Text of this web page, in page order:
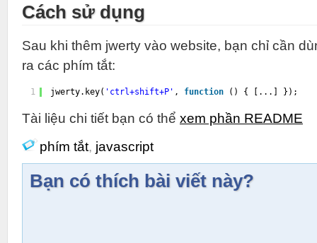
Cách sử dụng
Sau khi thêm jwerty vào website, bạn chỉ cần
ra các phím tắt:
1 jwerty.key( 'ctrl+shift+P' , function () { [...] });
Tài liệu chi tiết bạn có thể xem phần README
phím tắt, javascript
Bạn có thích bài viết này?